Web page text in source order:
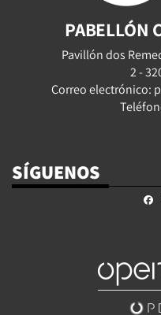
PABELLÓN
Pavillón dos
2 -
Correo electrónico:
SÍGUENOS